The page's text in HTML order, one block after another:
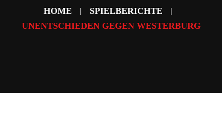
HOME
SPIELBERICHTE
UNENTSCHIEDEN GEGEN WESTERBURG